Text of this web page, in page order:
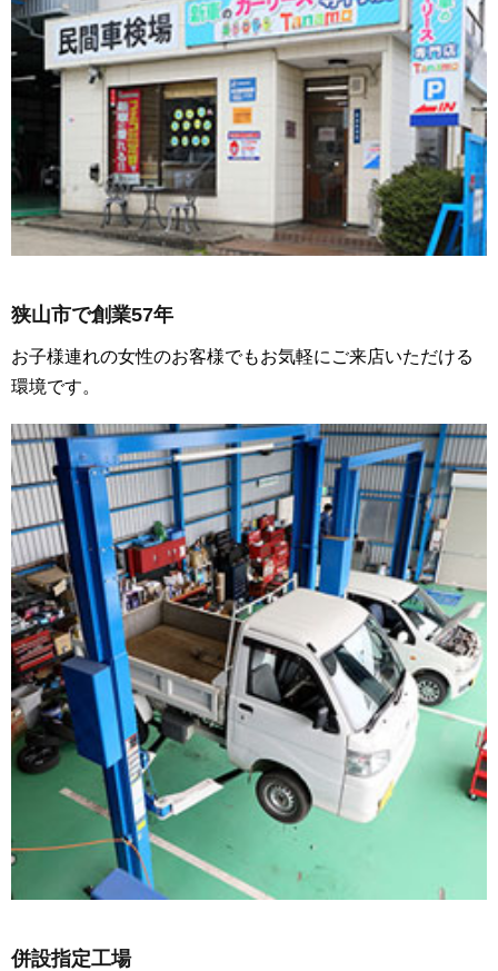
狭山市で創業57年
お子様連れの女性のお客様でもお気軽にご来店いただける
環境です。
併設指定工場